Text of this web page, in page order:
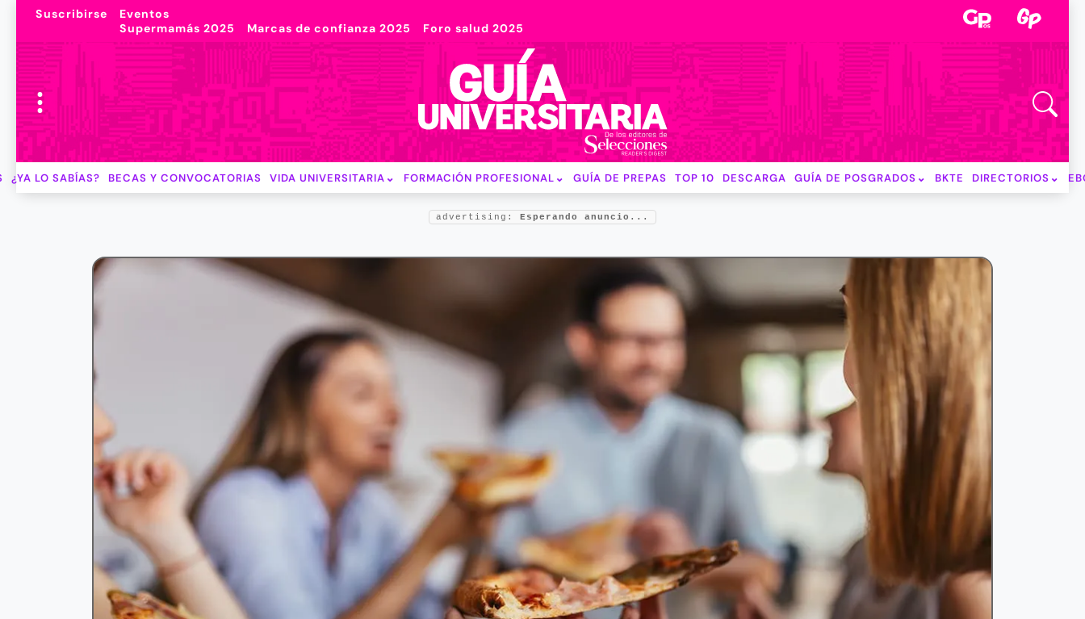
Suscribirse
Eventos
Supermamás 2025
Marcas de confianza 2025 Foro salud 2025
¿YA LO SABÍAS? BECAS Y CONVOCATORIAS VIDA UNIVERSITARIA FORMACIÓN PROFESIONAL GUÍA DE PREPAS TOP 10 DESCARGA GUÍA DE POSGRADOS BKTE DIRECTORIOS
advertising: Esperando anuncio...